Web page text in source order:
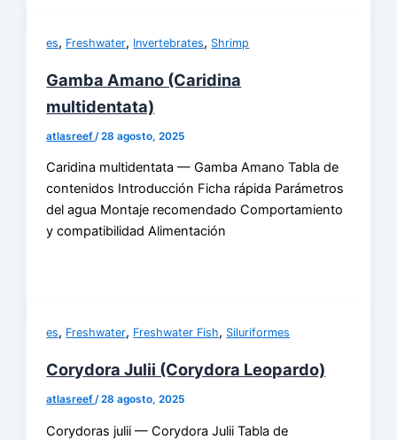
es, Freshwater, Invertebrates, Shrimp
Gamba Amano (Caridina
multidentata)
atlasreef /28 agosto, 2025
Caridina multidentata — Gamba Amano Tabla de
contenidos Introducción Ficha rápida Parámetros
del agua Montaje recomendado Comportamiento
y compatibilidad Alimentación
es, Freshwater, Freshwater Fish, Siluriformes
Corydora Julii (Corydora Leopardo)
atlasreef/28 agosto, 2025
Corydoras julii — Corydora Julii Tabla de